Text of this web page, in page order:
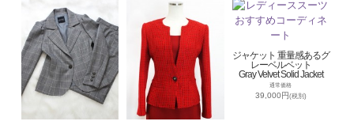
ジャケット 重量感あるグ
レーベルベット
Gray Velvet Solid Jacket
通常価格
39,000円(税別)